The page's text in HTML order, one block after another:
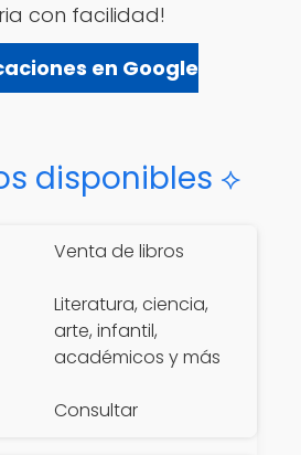
con facilidad!
en Google
disponibles ⟡
Venta de libros
Literatura, ciencia,
arte, infantil,
académicos y más
Consultar